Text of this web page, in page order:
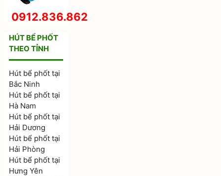
0912.836.862
HÚT BỂ PHỐT
THEO TỈNH
Hút bể phốt tại
Bắc Ninh
Hút bể phốt tại
Hà Nam
Hút bể phốt tại
Hải Dương
Hút bể phốt tại
Hải Phòng
Hút bể phốt tại
Hưng Yên